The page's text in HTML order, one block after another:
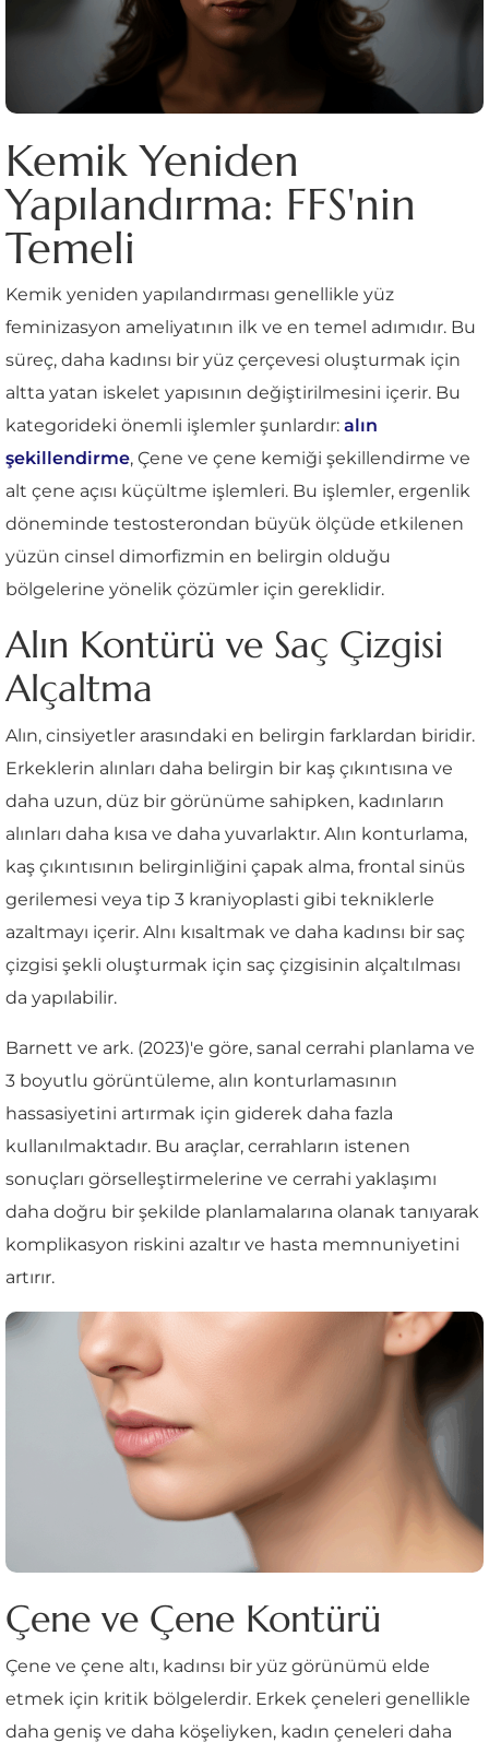
Kemik Yeniden
Yapılandırma: FFS'nin
Temeli
Kemik yeniden yapılandırması genellikle yüz
feminizasyon ameliyatının ilk ve en temel adımıdır. Bu
süreç, daha kadınsı bir yüz çerçevesi oluşturmak için
altta yatan iskelet yapısının değiştirilmesini içerir. Bu
kategorideki önemli işlemler şunlardır: alın
şekillendirme, Çene ve çene kemiği şekillendirme ve
alt çene açısı küçültme işlemleri. Bu işlemler, ergenlik
döneminde testosterondan büyük ölçüde etkilenen
yüzün cinsel dimorfizmin en belirgin olduğu
bölgelerine yönelik çözümler için gereklidir.
Alın Kontürü ve Saç Çizgisi
Alçaltma
Alın, cinsiyetler arasındaki en belirgin farklardan biridir.
Erkeklerin alınları daha belirgin bir kaş çıkıntısına ve
daha uzun, düz bir görünüme sahipken, kadınların
alınları daha kısa ve daha yuvarlaktır. Alın konturlama,
kaş çıkıntısının belirginliğini çapak alma, frontal sinüs
gerilemesi veya tip 3 kraniyoplasti gibi tekniklerle
azaltmayı içerir. Alnı kısaltmak ve daha kadınsı bir saç
çizgisi şekli oluşturmak için saç çizgisinin alçaltılması
da yapılabilir.
Barnett ve ark. (2023)'e göre, sanal cerrahi planlama ve
3 boyutlu görüntüleme, alın konturlamasının
hassasiyetini artırmak için giderek daha fazla
kullanılmaktadır. Bu araçlar, cerrahların istenen
sonuçları görselleştirmelerine ve cerrahi yaklaşımı
daha doğru bir şekilde planlamalarına olanak tanıyarak
komplikasyon riskini azaltır ve hasta memnuniyetini
artırır.
Çene ve Çene Kontürü
Çene ve çene altı, kadınsı bir yüz görünümü elde
etmek için kritik bölgelerdir. Erkek çeneleri genellikle
daha geniş ve daha köşeliyken, kadın çeneleri daha